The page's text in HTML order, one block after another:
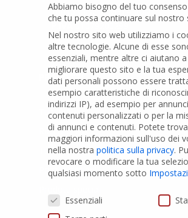
16015 Casella (GE) – Italy
01079200299
PRODOTTI
Tubi PVC
Raccordi PVC
Tubi e Raccordi in PVC-A
Pozzi Artesiani
Abbiamo bisogno del tuo
che tu possa continuare sul nostro
Nel nostro sito web utilizziamo i
altre tecnologie. Alcune di esse
essenziali, mentre altre ci aiutano a
migliorare questo sito e la tua
dati personali possono essere
esempio caratteristiche di
indirizzi IP), ad esempio per
contenuti personalizzati o per la
di annunci e contenuti. Potete
maggiori informazioni sull'uso dei
nella nostra politica sulla privacy.
revocare o modificare la tua
qualsiasi momento sotto
Preferenze Privacy
Essenziali